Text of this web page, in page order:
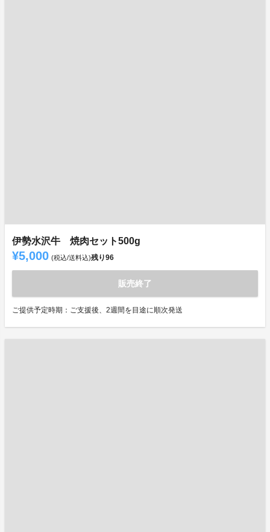
伊勢水沢牛 焼肉セット500g
¥5,000 (税込/送料込)残り96
販売終了
ご提供予定時期：ご支援後、2週間を目途に順次発送